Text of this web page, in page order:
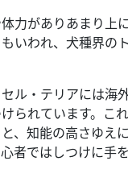
力がありあまり上
いわれ、犬種界の
ル・テリアには海
られています。こ
、知能の高さゆえ
者ではしつけに手